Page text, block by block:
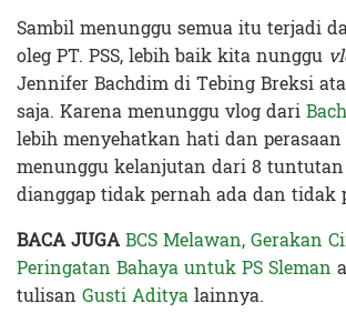
Sambil menunggu semua itu terjadi
oleg PT. PSS, lebih baik kita nunggu
Jennifer Bachdim di Tebing Breksi
saja. Karena menunggu vlog dari
lebih menyehatkan hati dan
menunggu kelanjutan dari 8
dianggap tidak pernah ada dan tidak
BACA JUGABCS Melawan, Gerakan
Peringatan Bahaya untuk PS Sleman
tulisan Gusti Adityalainnya.